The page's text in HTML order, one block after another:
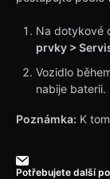
Na dotykové
prvky >
Vozidlo
nabije baterii.
Poznámka: K
Potřebujete další